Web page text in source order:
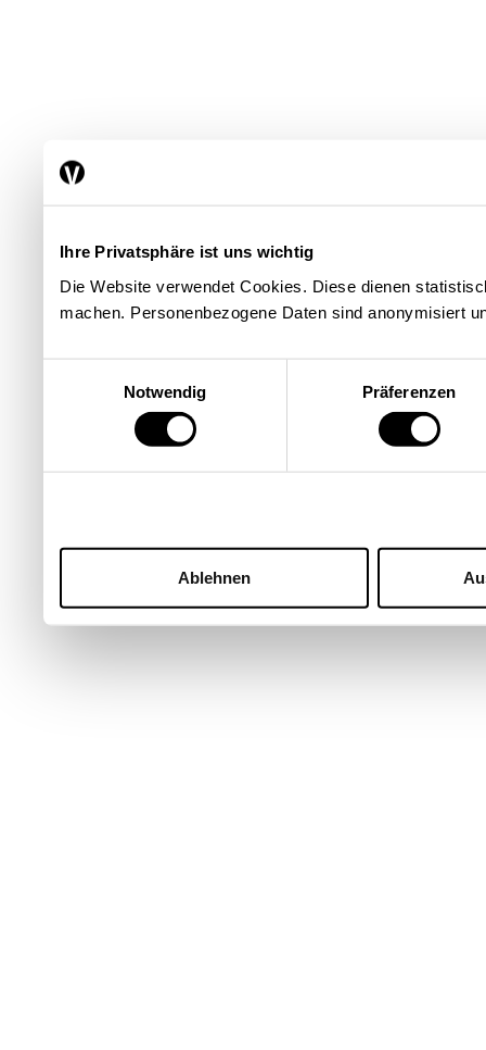
Ihre Privatsphäre ist uns wichtig
Die Website verwendet Cookies. Diese dienen
machen. Personenbezogene Daten sind anonymisiert
Notwendig
Präferenzen
Ablehnen